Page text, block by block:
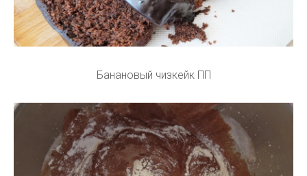
Банановый чизкейк ПП